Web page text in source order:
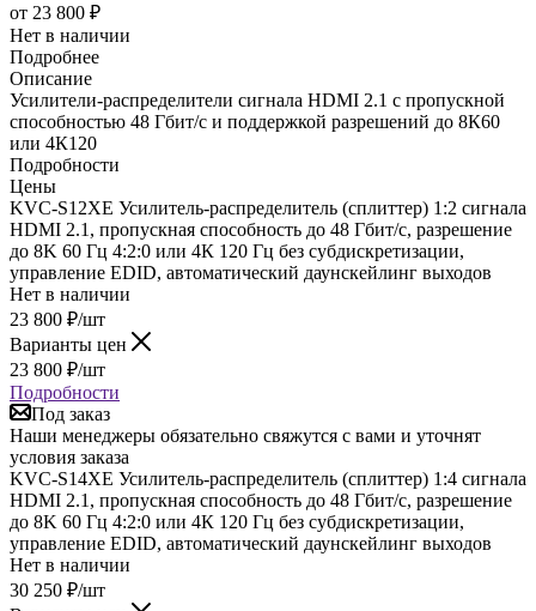
от 23 800 ₽
Нет в наличии
Подробнее
Описание
Усилители-распределители сигнала HDMI 2.1 с пропускной
способностью 48 Гбит/с и поддержкой разрешений до 8К60
или 4К120
Подробности
Цены
KVC-S12XE Усилитель-распределитель (сплиттер) 1:2 сигнала
HDMI 2.1, пропускная способность до 48 Гбит/с, разрешение
до 8K 60 Гц 4:2:0 или 4К 120 Гц без субдискретизации,
управление EDID, автоматический даунскейлинг выходов
Нет в наличии
23 800 ₽/шт
Варианты цен
23 800 ₽/шт
Подробности
Под заказ
Наши менеджеры обязательно свяжутся с вами и уточнят
условия заказа
KVC-S14XE Усилитель-распределитель (сплиттер) 1:4 сигнала
HDMI 2.1, пропускная способность до 48 Гбит/с, разрешение
до 8K 60 Гц 4:2:0 или 4К 120 Гц без субдискретизации,
управление EDID, автоматический даунскейлинг выходов
Нет в наличии
30 250 ₽/шт